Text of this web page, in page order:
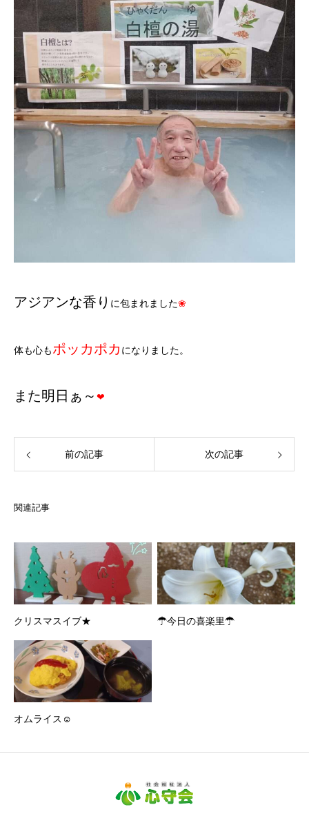
アジアンな香り に包まれました❀
体も心もポッカポカ になりました。
また明日ぁ～ ❤
前の記事 次の記事
関連記事
クリスマスイブ★ ☂今日の喜楽里☂
オムライス☺